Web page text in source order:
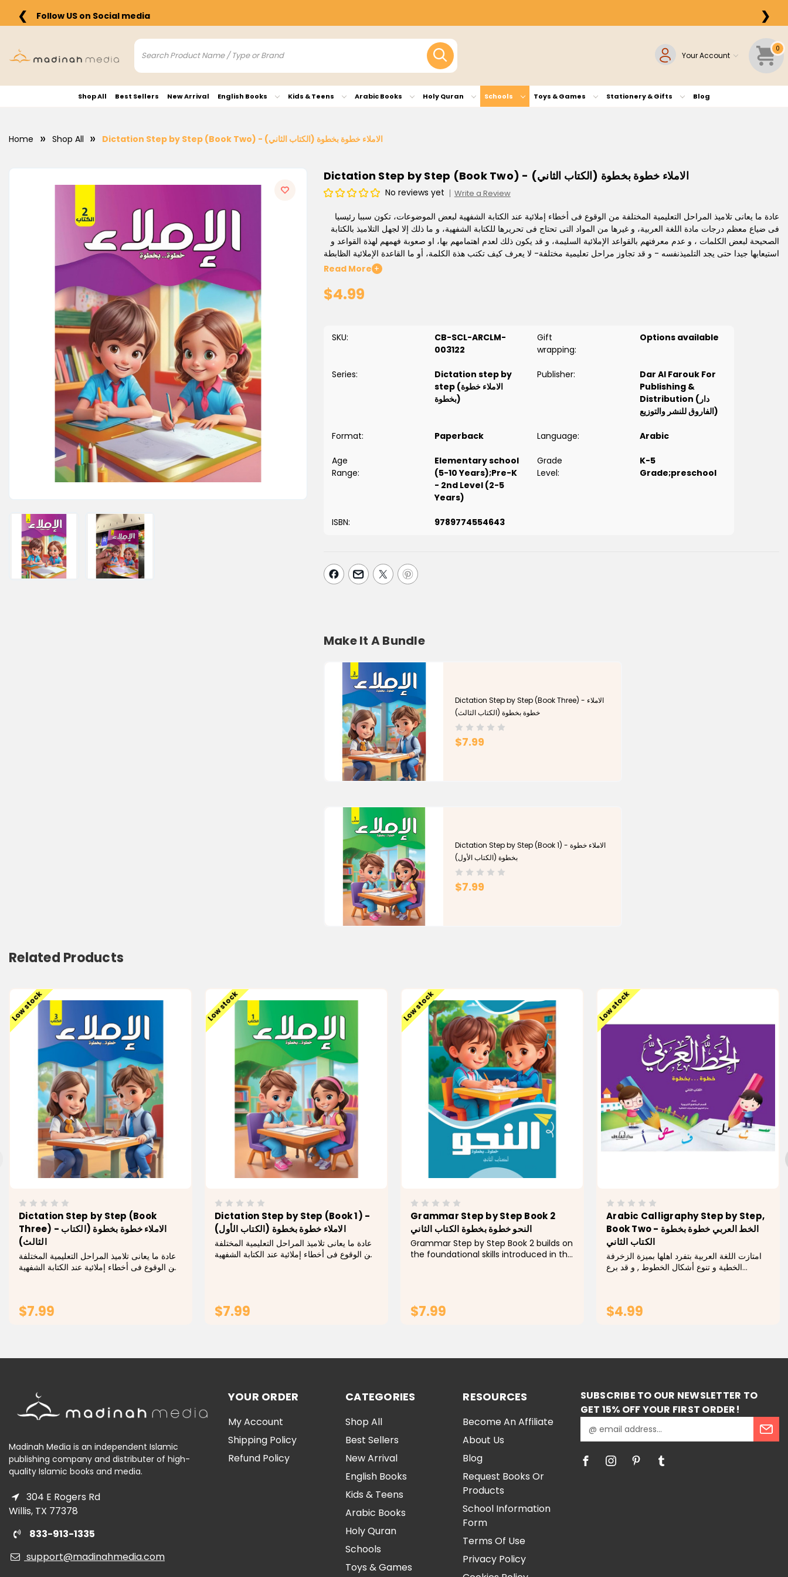
❮ Follow US on Social media ❯
Your Account
0
Shop All Best Sellers New Arrival English Books Kids & Teens Arabic Books Holy Quran Schools Toys & Games Stationery & Gifts Blog
Home Shop All Dictation Step by Step (Book Two) - الاملاء خطوة بخطوة (الكتاب الثاني)
Dictation Step by Step (Book Two) - الاملاء خطوة بخطوة (الكتاب الثاني)
No reviews yet Write a Review
عادة ما يعانى تلاميذ المراحل التعليمية المختلفة من الوقوع فى أخطاء إملائية عند الكتابة الشفهية لبعض الموضوعات، تكون سببا رئيسيا
فى ضياع معظم درجات مادة اللغة العربية، و غيرها من المواد التى تحتاج فى تحريرها للكتابة الشفهية، و ما ذلك إلا لجهل التلاميذ بالكتابة
الصحيحة لبعض الكلمات ، و عدم معرفتهم بالقواعد الإملائية السليمة، و قد يكون ذلك لعدم اهتمامهم بها، او صعوبة فهمهم لهذة القواعد و
استيعابها جيدا حتى يجد التلميذنفسه - و قد تجاوز مراحل تعليمية مختلفة- لا يعرف كيف تكتب هذة الكلمة، أو ما القاعدة الإملائية الظابطة
Read More +
$4.99
SKU:
CB-SCL-ARCLM-
003122
Gift
wrapping:
Options available
Series:
Dictation step by
step (الاملاء خطوة
بخطوة)
Publisher:
Dar Al Farouk For
Publishing &
Distribution (دار
الفاروق للنشر والتوزيع)
Format: Paperback Language: Arabic
Age
Range:
Elementary school
(5-10 Years);Pre-K
- 2nd Level (2-5
Years)
Grade
Level:
K-5
Grade;preschool
ISBN: 9789774554643
Make It A Bundle
Dictation Step by Step (Book Three) - الاملاء
خطوة بخطوة (الكتاب الثالث)
$7.99
Dictation Step by Step (Book 1) - الاملاء خطوة
بخطوة (الكتاب الأول)
$7.99
Related Products
Low stock
Dictation Step by Step (Book
Three) - الاملاء خطوة بخطوة (الكتاب
الثالث)
عادة ما يعانى تلاميذ المراحل التعليمية المختلفة
من الوقوع فى أخطاء إملائية عند الكتابة الشفهية
$7.99
Low stock
Dictation Step by Step (Book 1) -
الاملاء خطوة بخطوة (الكتاب الأول)
عادة ما يعانى تلاميذ المراحل التعليمية المختلفة
من الوقوع فى أخطاء إملائية عند الكتابة الشفهية
$7.99
Low stock
Grammar Step by Step Book 2
النحو خطوة بخطوة الكتاب الثاني
Grammar Step by Step Book 2 builds on
the foundational skills introduced in the
$7.99
Low stock
Arabic Calligraphy Step by Step,
Book Two - الخط العربي خطوة بخطوة
الكتاب الثاني
امتازت اللغة العربية بتفرد اهلها بميزة الزخرفة
الخطية و تنوع أشكال الخطوط , و قد برع
$4.99
Madinah Media is an independent Islamic
publishing company and distributer of high-
quality Islamic books and media.
304 E Rogers Rd
Willis, TX 77378
833-913-1335
support@madinahmedia.com
YOUR ORDER
My Account
Shipping Policy
Refund Policy
CATEGORIES
Shop All
Best Sellers
New Arrival
English Books
Kids & Teens
Arabic Books
Holy Quran
Schools
Toys & Games
RESOURCES
Become An Affiliate
About Us
Blog
Request Books Or
Products
School Information
Form
Terms Of Use
Privacy Policy
SUBSCRIBE TO OUR NEWSLETTER TO
GET 15% OFF YOUR FIRST ORDER!
m